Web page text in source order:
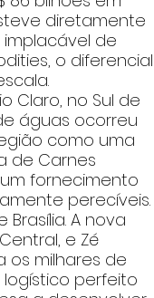
diretamente
de
o diferencial
Claro, no Sul de
águas ocorreu
como uma
de Carnes
fornecimento
perecíveis.
A nova
e Zé
os milhares de
perfeito